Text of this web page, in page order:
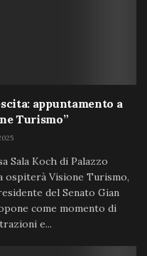
appuntamento a
Turismo”
Sala Koch di Palazzo
ospiterà Visione Turismo,
del Senato Gian
come momento di
e...